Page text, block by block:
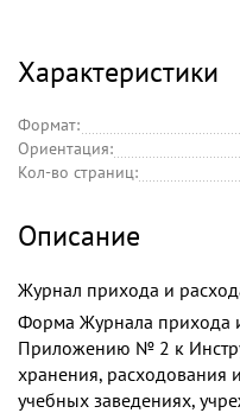
Характеристики
Формат:
Ориентация:
Кол-во страниц:
Описание
Журнал прихода и
Форма Журнала прихода и
Приложению № 2 к
хранения, расходования
учебных заведениях,